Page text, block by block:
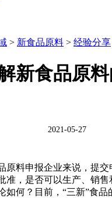
> 新食品原料 > 经验分享
新食品原
2021-05-27
料申报企业来说，提交
准，是否可以生产、销
如何？目前，“三新”食品